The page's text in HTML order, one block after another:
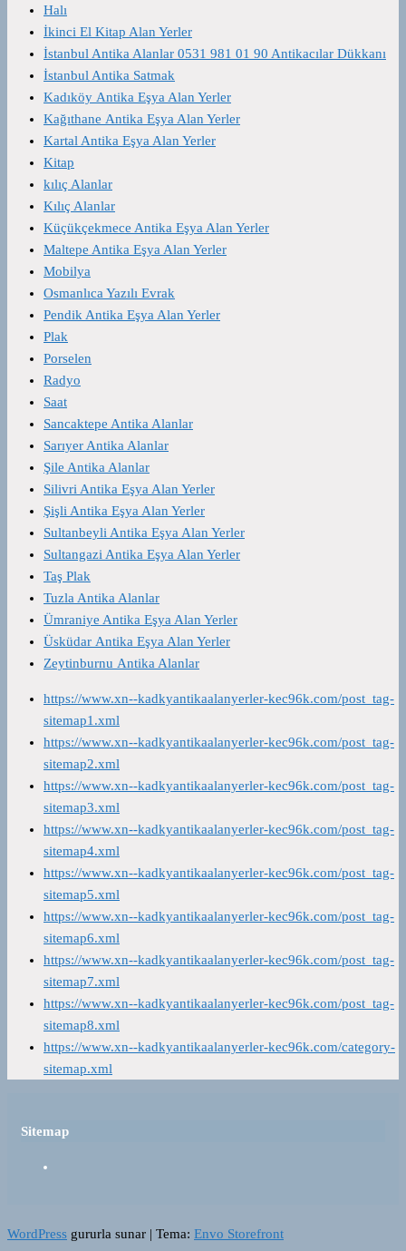
Halı
İkinci El Kitap Alan Yerler
İstanbul Antika Alanlar 0531 981 01 90 Antikacılar Dükkanı
İstanbul Antika Satmak
Kadıköy Antika Eşya Alan Yerler
Kağıthane Antika Eşya Alan Yerler
Kartal Antika Eşya Alan Yerler
Kitap
kılıç Alanlar
Kılıç Alanlar
Küçükçekmece Antika Eşya Alan Yerler
Maltepe Antika Eşya Alan Yerler
Mobilya
Osmanlıca Yazılı Evrak
Pendik Antika Eşya Alan Yerler
Plak
Porselen
Radyo
Saat
Sancaktepe Antika Alanlar
Sarıyer Antika Alanlar
Şile Antika Alanlar
Silivri Antika Eşya Alan Yerler
Şişli Antika Eşya Alan Yerler
Sultanbeyli Antika Eşya Alan Yerler
Sultangazi Antika Eşya Alan Yerler
Taş Plak
Tuzla Antika Alanlar
Ümraniye Antika Eşya Alan Yerler
Üsküdar Antika Eşya Alan Yerler
Zeytinburnu Antika Alanlar
https://www.xn--kadkyantikaalanyerler-kec96k.com/post_tag-
sitemap1.xml
https://www.xn--kadkyantikaalanyerler-kec96k.com/post_tag-
sitemap2.xml
https://www.xn--kadkyantikaalanyerler-kec96k.com/post_tag-
sitemap3.xml
https://www.xn--kadkyantikaalanyerler-kec96k.com/post_tag-
sitemap4.xml
https://www.xn--kadkyantikaalanyerler-kec96k.com/post_tag-
sitemap5.xml
https://www.xn--kadkyantikaalanyerler-kec96k.com/post_tag-
sitemap6.xml
https://www.xn--kadkyantikaalanyerler-kec96k.com/post_tag-
sitemap7.xml
https://www.xn--kadkyantikaalanyerler-kec96k.com/post_tag-
sitemap8.xml
https://www.xn--kadkyantikaalanyerler-kec96k.com/category-
sitemap.xml
Sitemap
WordPress gururla sunar | Tema: Envo Storefront